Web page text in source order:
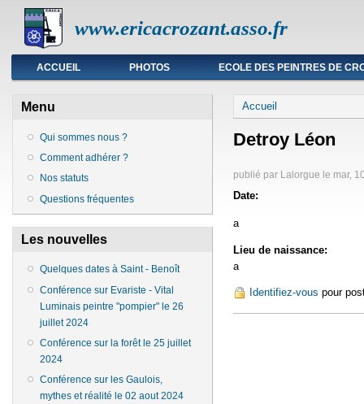
www.ericacrozant.asso.fr
Menu principal
ACCUEIL PHOTOS ECOLE DES PEINTRES DE
Menu
Qui sommes nous ?
Comment adhérer ?
Nos statuts
Questions fréquentes
Les nouvelles
Quelques dates à Saint - Benoît
Conférence sur Evariste - Vital
Luminais peintre "pompier" le 26
juillet 2024
Conférence sur la forêt le 25 juillet
2024
Conférence sur les Gaulois,
mythes et réalité le 02 aout 2024
Vous êtes ici
Accueil
Detroy Léon
publié par Lalorgue le mar,
Date:
a
Lieu de naissance:
a
Identifiez-vous pour